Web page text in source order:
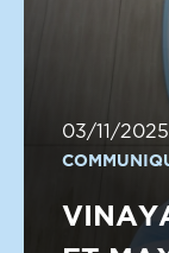
03/11/2025